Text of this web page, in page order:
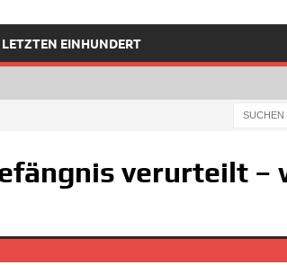
LETZTEN EINHUNDERT
verurteilt –